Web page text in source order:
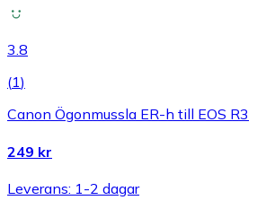
3.8
(1)
Canon Ögonmussla ER-h till EOS R3
249 kr
Leverans: 1-2 dagar